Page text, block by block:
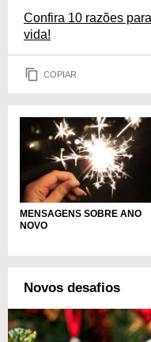
Confira 10 razões
vida!
COPIAR
MENSAGENS SOBRE ANO
NOVO
Novos desafios